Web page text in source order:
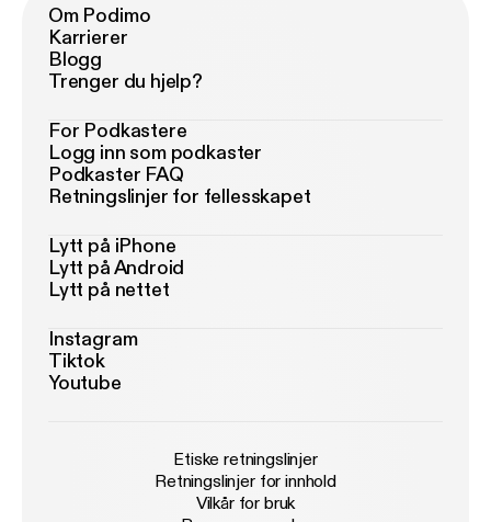
Om Podimo
Karrierer
Blogg
Trenger du hjelp?
For Podkastere
Logg inn som podkaster
Podkaster FAQ
Retningslinjer for fellesskapet
Lytt på iPhone
Lytt på Android
Lytt på nettet
Instagram
Tiktok
Youtube
Etiske retningslinjer
Retningslinjer for innhold
Vilkår for bruk